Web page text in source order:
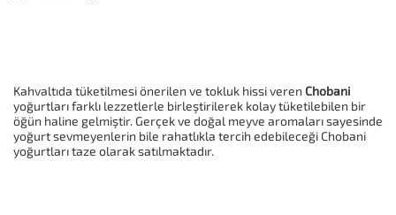
Kahvaltıda tüketilmesi önerilen ve tokluk hissi veren Chobani
yoğurtları farklı lezzetlerle birleştirilerek kolay tüketilebilen bir
öğün haline gelmiştir. Gerçek ve doğal meyve aromaları sayesinde
yoğurt sevmeyenlerin bile rahatlıkla tercih edebileceği Chobani
yoğurtları taze olarak satılmaktadır.